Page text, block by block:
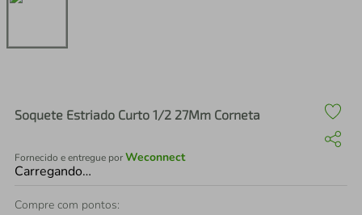
Soquete Estriado Curto 1/2 27Mm Corneta
Fornecido e entregue porWeconnect
Carregando…
Compre com pontos: